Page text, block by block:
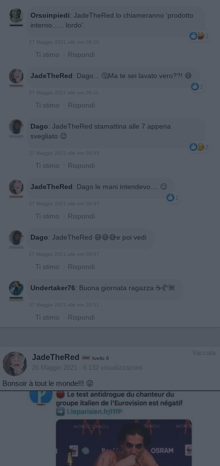
Orsoinpiedi: JadeTheRed lo chiameranno 'prodotto
interno...... lordo'.
2
27 Maggio 2021 alle ore 09:10
· Ti stimo · Rispondi
JadeTheRed: Dago... 🤔Ma te sei lavato vero??! 😅
2
27 Maggio 2021 alle ore 09:11
· Ti stimo · Rispondi
Dago: JadeTheRed stamattina alle 7 appena
svegliato 😉
2
27 Maggio 2021 alle ore 09:33
· Ti stimo · Rispondi
JadeTheRed: Dago le mani intendevo.... 😏
1
27 Maggio 2021 alle ore 09:47
· Ti stimo · Rispondi
Dago: JadeTheRed 😅😅😅e poi vedi
27 Maggio 2021 alle ore 09:57
· Ti stimo · Rispondi
Undertaker76: Buona giornata ragazza ☕🥐🌺
27 Maggio 2021 alle ore 10:51
· Ti stimo · Rispondi
Vaccata
JadeTheRed livello 8
26 Maggio 2021 - 8.132 visualizzazioni
Bonsoir à tout le monde!!! 😜